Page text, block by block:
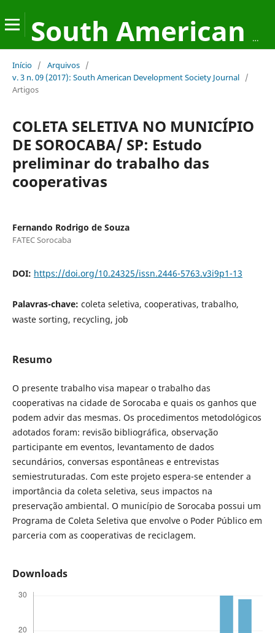
South American Development Society Journal
Início / Arquivos /
v. 3 n. 09 (2017): South American Development Society Journal /
Artigos
COLETA SELETIVA NO MUNICÍPIO
DE SOROCABA/ SP: Estudo
preliminar do trabalho das
cooperativas
Fernando Rodrigo de Souza
FATEC Sorocaba
DOI: https://doi.org/10.24325/issn.2446-5763.v3i9p1-13
Palavras-chave: coleta seletiva, cooperativas, trabalho,
waste sorting, recycling, job
Resumo
O presente trabalho visa mapear o trabalho das
cooperativas na cidade de Sorocaba e quais os ganhos que
podem advir das mesmas. Os procedimentos metodológicos
adotados foram: revisão bibliográfica, observação
participante em eventos, levantamento de dados
secundários, conversas espontâneas e entrevistas
semiestruturadas. Com este projeto espera-se entender a
importância da coleta seletiva, seus impactos na
preservação ambiental. O município de Sorocaba possui um
Programa de Coleta Seletiva que envolve o Poder Público em
parceria com as cooperativas de reciclagem.
Downloads